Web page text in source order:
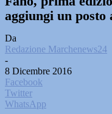
aggiungi un posto
Da
Redazione Marchenews24
-
8 Dicembre 2016
Facebook
Twitter
WhatsApp